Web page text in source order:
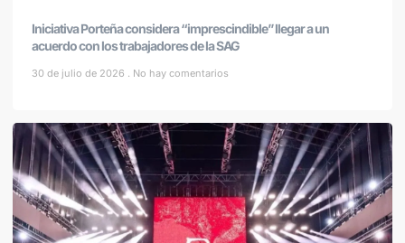
Iniciativa Porteña considera “imprescindible” llegar a un
acuerdo con los trabajadores de la SAG
30 de julio de 2026 No hay comentarios